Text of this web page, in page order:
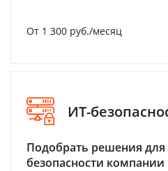
От 1 300 руб./месяц
ИТ-
Подобрать решения
безопасности компании